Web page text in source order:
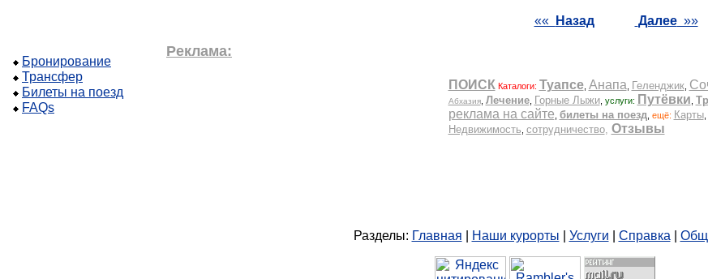
Бронирование
Трансфер
Билеты на поезд
FAQs
«« Назад Далее»»
Реклама:
Разделы: Главная Наши курорты Услуги Справка